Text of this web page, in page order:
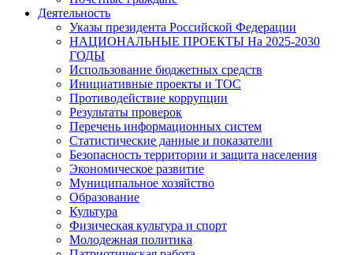
Деятельность
Указы президента Российской Федерации
НАЦИОНАЛЬНЫЕ ПРОЕКТЫ На 2025-2030
ГОДЫ
Использование бюджетных средств
Инициативные проекты и ТОС
Противодействие коррупции
Результаты проверок
Перечень информационных систем
Статистические данные и показатели
Безопасность территории и защита населения
Экономическое развитие
Муниципальное хозяйство
Образование
Культура
Физическая культура и спорт
Молодежная политика